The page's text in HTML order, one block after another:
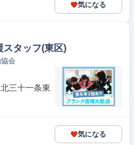
気になる
スタッフ(東区)
会
三十一条東
気になる